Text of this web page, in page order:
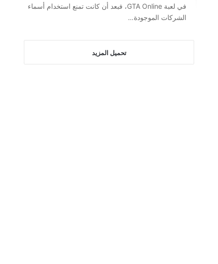
في لعبة GTA Online، فبعد أن كانت تمنع استخدام أسماء
الشركات الموجودة…
تحميل المزيد